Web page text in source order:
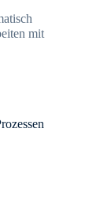
mit